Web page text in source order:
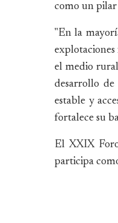
como un pilar
"En la
el medio
desarrollo de
estable y
fortalece su
El XXIX
participa